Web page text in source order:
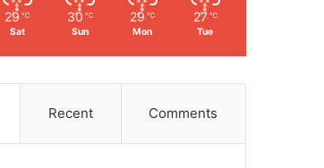
29 ℃
Sat
30 ℃
Sun
29 ℃
Mon
27 ℃
Tue
Recent Comments